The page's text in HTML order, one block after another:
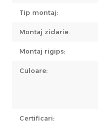
Tip montaj:
Montaj zidarie:
Montaj rigips:
Culoare:
Certificari: